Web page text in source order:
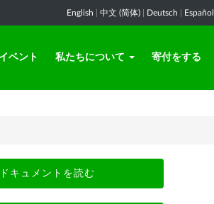
English 中文 (简体) Deutsch Español
イベント 私たちについて 寄付をする
ドキュメントを読む